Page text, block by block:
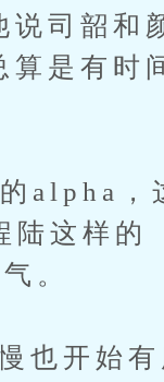
司韶和
是有时
alpha，
陆这样的
。
也开始有